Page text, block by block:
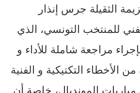
الثقيلة جرس إنذار
للمنتخب التونسي، الذي
مراجعة شاملة للأداء و
الأخطاء التكتيكية و الفنية
المونديال، خاصة أن